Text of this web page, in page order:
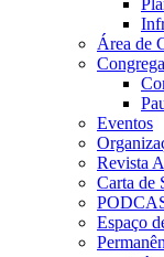
Área de
Eventos
Revista
Carta de
Espaço